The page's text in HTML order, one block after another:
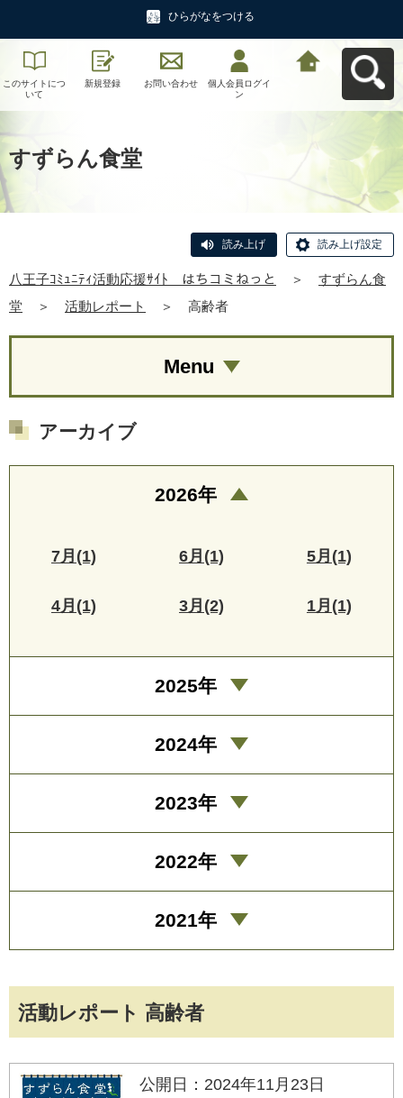
ひらがなをつける
このサイトにつ
いて
新規登録 お問い合わせ
個人会員ログイ
ン
すずらん食堂
読み上げ 読み上げ設定
八王子ｺﾐｭﾆﾃｨ活動応援ｻｲﾄ はちコミねっと ＞
すずらん食
堂
＞ 活動レポート ＞ 高齢者
活動レポート 高齢者
公開日：2024年11月23日
Menu
アーカイブ
2026年
7月(1) 6月(1) 5月(1)
4月(1) 3月(2) 1月(1)
2025年
2024年
2023年
2022年
2021年